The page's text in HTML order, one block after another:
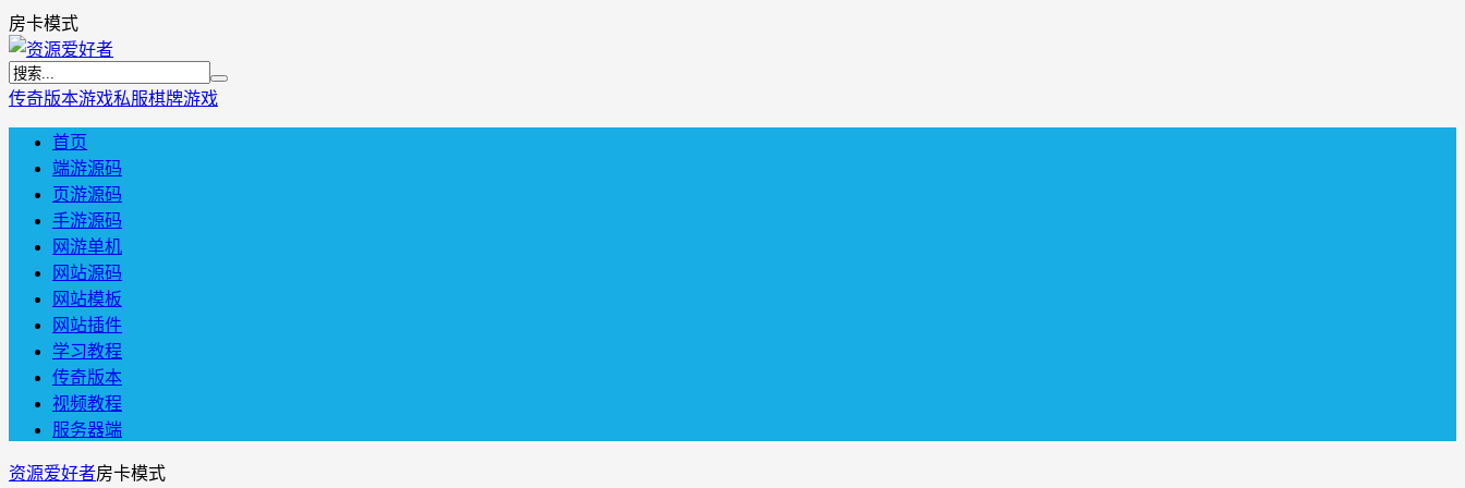
房卡模式
传奇版本游戏私服棋牌游戏
首页
端游源码
页游源码
手游源码
网游单机
网站源码
网站模板
网站插件
学习教程
传奇版本
视频教程
服务器端
资源爱好者房卡模式